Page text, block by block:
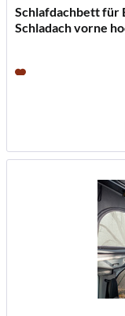
Schlafdachbett für
Schladach vorne
unterwegs